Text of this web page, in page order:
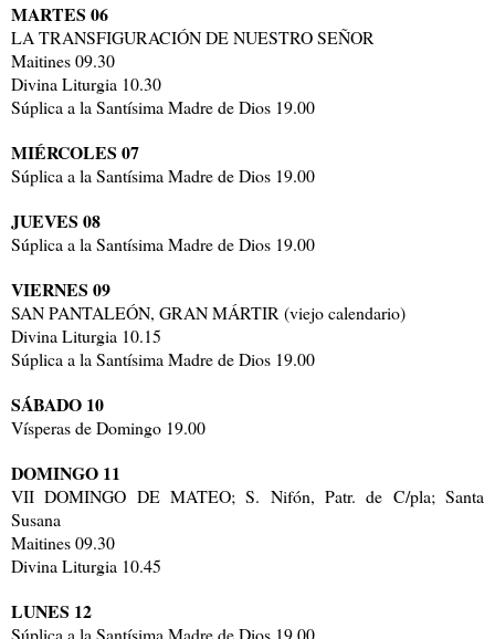
MARTES 06
LA TRANSFIGURACIÓN DE NUESTRO SEÑOR
Maitines 09.30
Divina Liturgia 10.30
Súplica a la Santísima Madre de Dios 19.00
MIÉRCOLES 07
Súplica a la Santísima Madre de Dios 19.00
JUEVES 08
Súplica a la Santísima Madre de Dios 19.00
VIERNES 09
SAN PANTALEÓN, GRAN MÁRTIR (viejo calendario)
Divina Liturgia 10.15
Súplica a la Santísima Madre de Dios 19.00
SÁBADO 10
Vísperas de Domingo 19.00
DOMINGO 11
VII DOMINGO DE MATEO; S. Nifón, Patr. de C/pla; Santa
Susana
Maitines 09.30
Divina Liturgia 10.45
LUNES 12